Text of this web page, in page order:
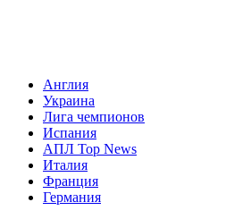
Англия
Украина
Лига чемпионов
Испания
АПЛ Top News
Италия
Франция
Германия